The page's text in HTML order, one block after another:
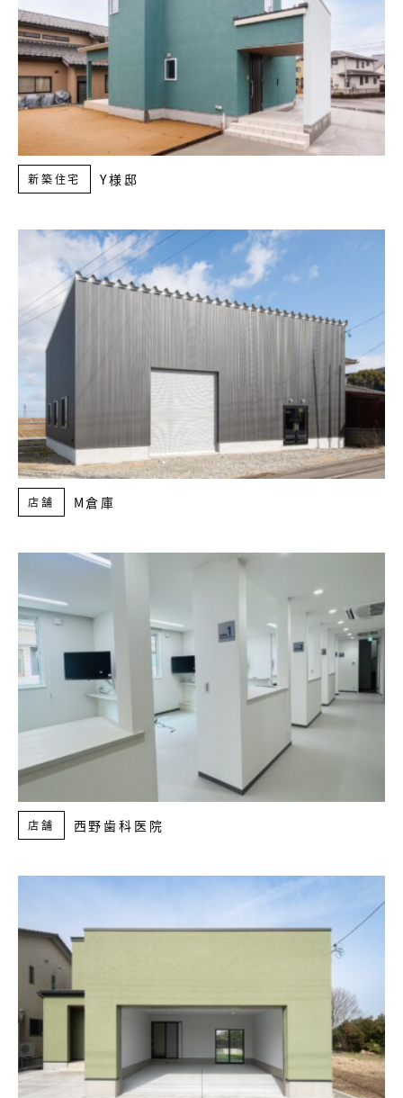
新築住宅 Y様邸
店舗 M倉庫
店舗 西野歯科医院